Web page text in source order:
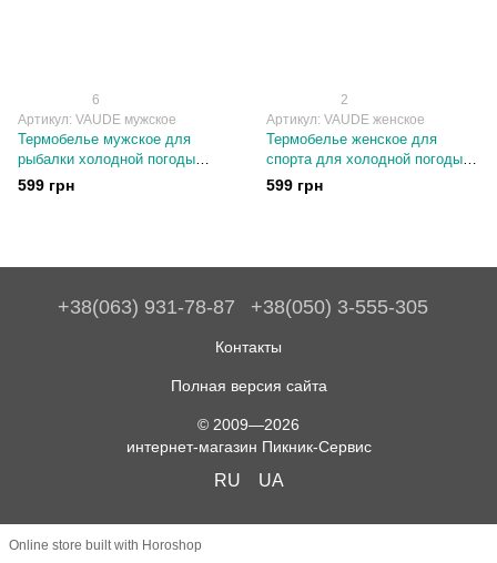
6
Артикул: VAUDE мужское
Термобелье мужское для
рыбалки холодной погоды
Германия VAUDE мужское
599 грн
2
Артикул: VAUDE женское
Термобелье женское для
спорта для холодной погоды
повседневное зимнее VAUDE
Германия
599 грн
+38(063) 931-78-87 +38(050) 3-555-305
Контакты
Полная версия сайта
© 2009—2026
интернет-магазин Пикник-Сервис
RU UA
Online store built with Horoshop